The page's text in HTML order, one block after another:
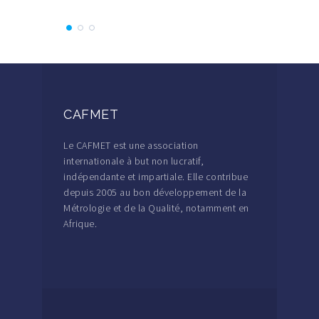
CAFMET
Le CAFMET est une association
internationale à but non lucratif,
indépendante et impartiale. Elle contribue
depuis 2005 au bon développement de la
Métrologie et de la Qualité, notamment en
Afrique.